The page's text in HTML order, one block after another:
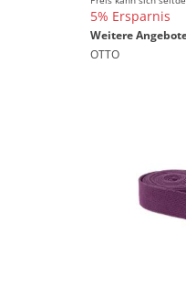
5% Ersparnis
Weitere
OTTO